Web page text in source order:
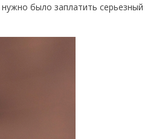
было заплатить серьезный